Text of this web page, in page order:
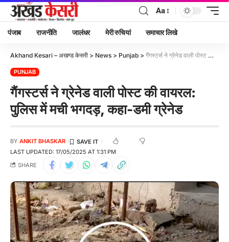
Aa
पंजाब राजनीति जालंधर मेरी रुचियां समाचार लिखे
Akhand Kesari – अखण्ड केसरी > News > Punjab > गैंगस्टर्स ने ग्रेनेड वाली पोस्ट की वायरल: पुलिस में मची भगदड़, कहा-डमी ग्रेनेड
PUNJAB
गैंगस्टर्स ने ग्रेनेड वाली पोस्ट की वायरल:
पुलिस में मची भगदड़, कहा-डमी ग्रेनेड
LAST UPDATED: 17/05/2025 AT 1:31 PM
BY ANKIT BHASKAR
SHARE